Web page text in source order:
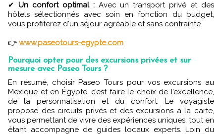
✔ Un confort optimal :Avec un transport privé et des
hôtels sélectionnés avec soin en fonction du budget,
vous profiterez d'un séjour agréable et sans contrainte.
👉 www.paseotours-egypte.com
Pourquoi opter pour des excursions privées et sur
mesure avec Paseo Tours ?
En résumé, choisir Paseo Tours pour vos excursions au
Mexique et en Égypte, c’est faire le choix de l’excellence,
de la personnalisation et du confort. Le voyagiste
propose des circuits privés et des excursions à la carte,
vous permettant de vivre des expériences uniques, tout en
étant accompagné de guides locaux experts. Loin du